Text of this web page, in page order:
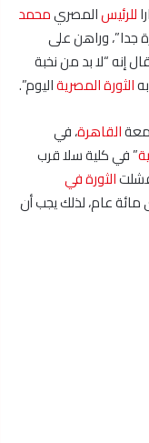
للرئيسالمصريمحمد
جدا”، وراهن على
إنه “لا بد من نخبة
الثورة المصريةاليوم”.
القاهرة، في
” في كلية سلا قرب
الثورة في
عام، لذلك يجب أن